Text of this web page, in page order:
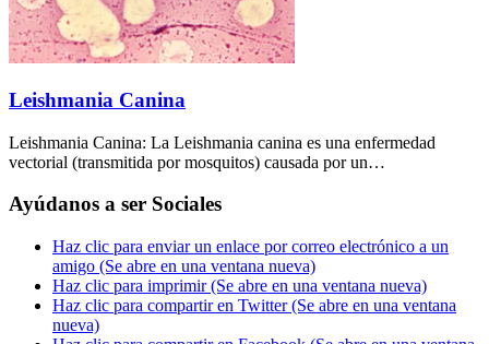
Leishmania Canina
Leishmania Canina: La Leishmania canina es una enfermedad
vectorial (transmitida por mosquitos) causada por un…
Ayúdanos a ser Sociales
Haz clic para enviar un enlace por correo electrónico a un
amigo (Se abre en una ventana nueva)
Haz clic para imprimir (Se abre en una ventana nueva)
Haz clic para compartir en Twitter (Se abre en una ventana
nueva)